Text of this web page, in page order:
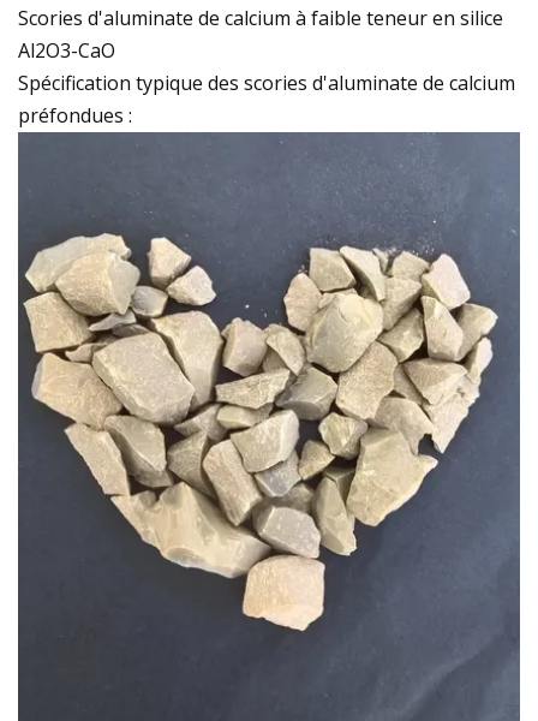
Scories d'aluminate de calcium à faible teneur en silice
Al2O3-CaO
Spécification typique des scories d'aluminate de calcium
préfondues :